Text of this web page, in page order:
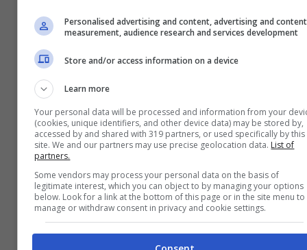
Grave problema nel mondo delle
due ruote: scatta il richiamo, c’è di
mezzo una sostanza tossica
Agosto 28, 2025
Personalised advertising and content, advertising and content
measurement, audience research and services development
Store and/or access information on a device
Learn more
Your personal data will be processed and information from your
(cookies, unique identifiers, and other device data) may be stored by,
accessed by and shared with 319 partners, or used specifically by this
site. We and our partners may use precise geolocation data. List of
partners.
Some vendors may process your personal data on the basis of
legitimate interest, which you can object to by managing your options
below. Look for a link at the bottom of this page or in the site menu to
manage or withdraw consent in privacy and cookie settings.